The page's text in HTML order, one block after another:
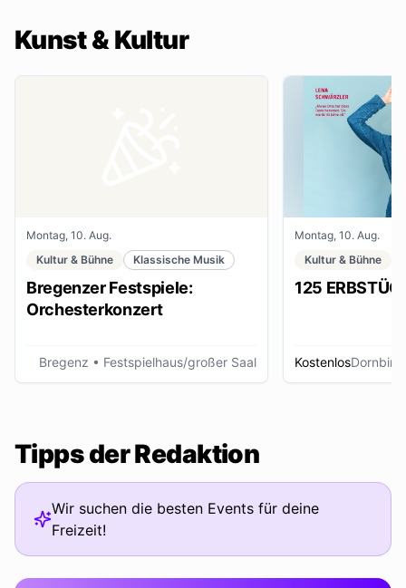
Kunst & Kultur
Montag, 10. Aug.
Kultur & Bühne
Klassische Musik
Bregenzer Festspiele:
Orchesterkonzert
Bregenz • Festspielhaus/großer Saal
Montag, 10. Aug.
Kultur & Bühne
125
KostenlosDornbirn
Tipps der Redaktion
Wir suchen die besten Events für deine
Freizeit!